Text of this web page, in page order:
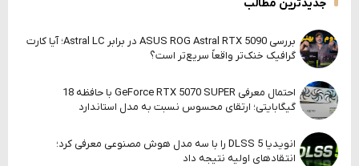
جدیدترین مطالب
بررسی ASUS ROG Astral RTX 5090 در برابر Astral LC؛ آیا کارت
گرافیک خنک‌تر واقعاً سریع‌تر است؟
احتمال معرفی GeForce RTX 5070 SUPER با حافظه 18
گیگابایتی؛ ارتقای محسوس نسبت به مدل استاندارد
انویدیا DLSS 5 را با سه مدل هوش مصنوعی معرفی کرد؛
انتقادهای اولیه نتیجه داد